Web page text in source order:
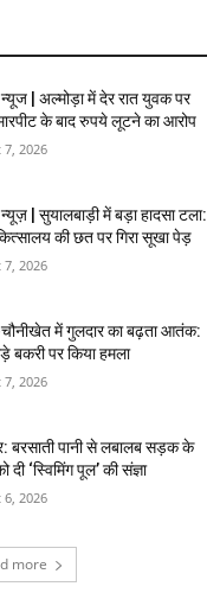
| अल्मोड़ा में देर रात युवक पर
के बाद रुपये लूटने का आरोप
2026
| सुयालबाड़ी में बड़ा हादसा टला:
की छत पर गिरा सूखा पेड़
2026
चौनीखेत में गुलदार का बढ़ता आतंक:
बकरी पर किया हमला
2026
बरसाती पानी से लबालब सड़क के
दी ‘स्विमिंग पूल’ की संज्ञा
2026
more